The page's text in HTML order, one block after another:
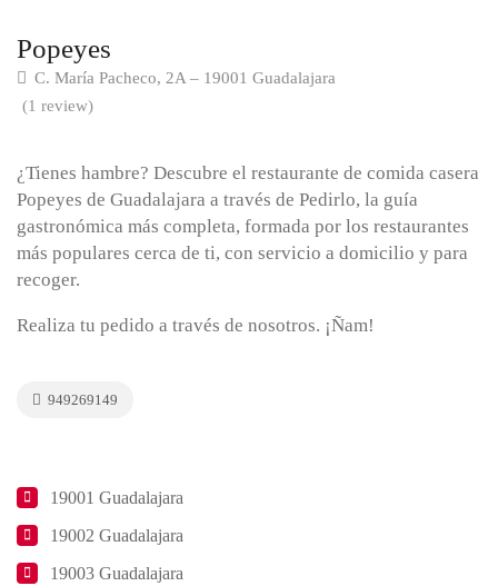
Popeyes
C. María Pacheco, 2A – 19001 Guadalajara
(1 review)
¿Tienes hambre? Descubre el restaurante de comida casera
Popeyes de Guadalajara a través de Pedirlo, la guía
gastronómica más completa, formada por los restaurantes
más populares cerca de ti, con servicio a domicilio y para
recoger.
Realiza tu pedido a través de nosotros. ¡Ñam!
949269149
19001 Guadalajara
19002 Guadalajara
19003 Guadalajara